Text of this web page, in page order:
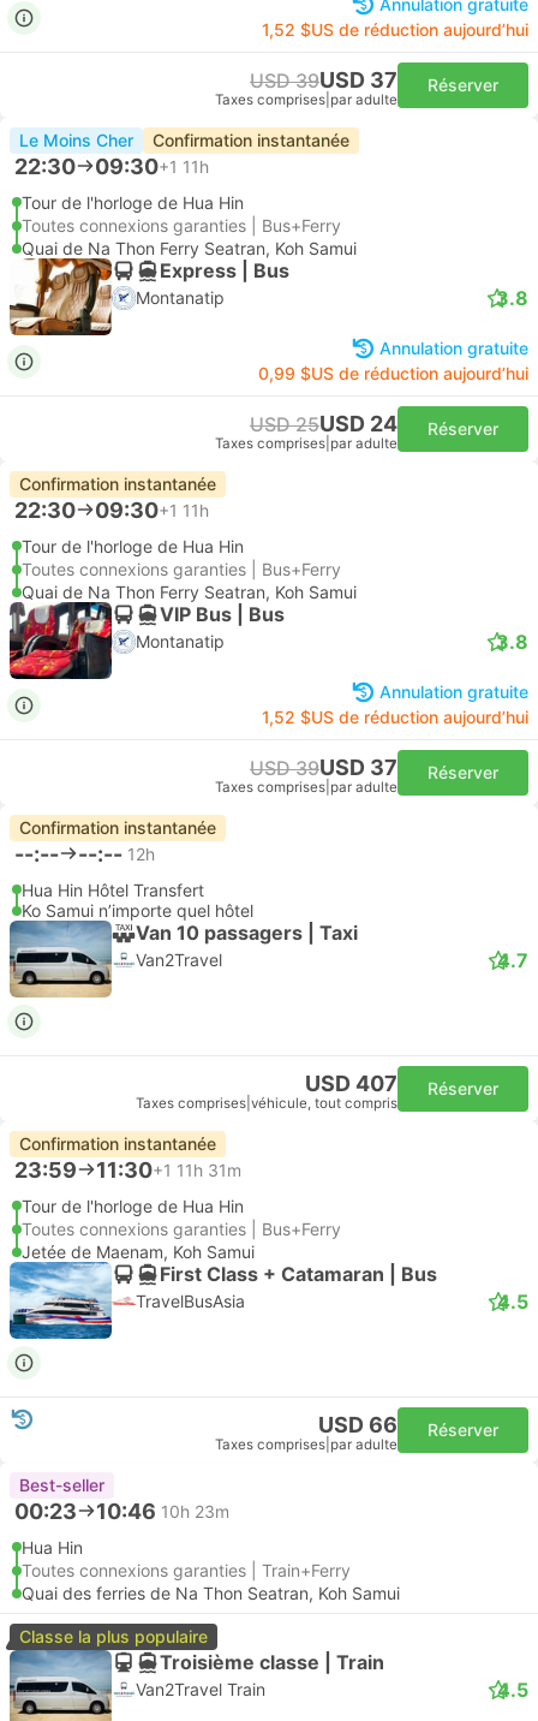
Annulation gratuite
1,52 $US de réduction aujourd’hui
USD 39USD 37
Taxes comprises par adulte
Réserver
Le Moins Cher Confirmation instantanée
22:30 09:30+1 11h
Tour de l'horloge de Hua Hin
Toutes connexions garanties | Bus+Ferry
Quai de Na Thon Ferry Seatran, Koh Samui
Express | Bus
Montanatip 3.8
Annulation gratuite
0,99 $US de réduction aujourd’hui
USD 25USD 24
Taxes comprises par adulte
Réserver
Confirmation instantanée
22:30 09:30+1 11h
Tour de l'horloge de Hua Hin
Toutes connexions garanties | Bus+Ferry
Quai de Na Thon Ferry Seatran, Koh Samui
VIP Bus | Bus
Montanatip 3.8
Annulation gratuite
1,52 $US de réduction aujourd’hui
USD 39USD 37
Taxes comprises par adulte
Réserver
Confirmation instantanée
--:-- --:-- 12h
Hua Hin Hôtel Transfert
Ko Samui n’importe quel hôtel
Van 10 passagers | Taxi
Van2Travel 4.7
USD 407
Taxes comprises véhicule, tout compris
Réserver
Confirmation instantanée
23:59 11:30+1 11h 31m
Tour de l'horloge de Hua Hin
Toutes connexions garanties | Bus+Ferry
Jetée de Maenam, Koh Samui
First Class + Catamaran | Bus
TravelBusAsia 4.5
USD 66
Taxes comprises par adulte
Réserver
Best-seller
00:23 10:46 10h 23m
Hua Hin
Toutes connexions garanties | Train+Ferry
Quai des ferries de Na Thon Seatran, Koh Samui
Classe la plus populaire
Troisième classe | Train
Van2Travel Train 4.5